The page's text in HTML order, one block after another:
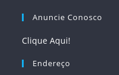
Anuncie Conosco
Clique Aqui!
Endereço